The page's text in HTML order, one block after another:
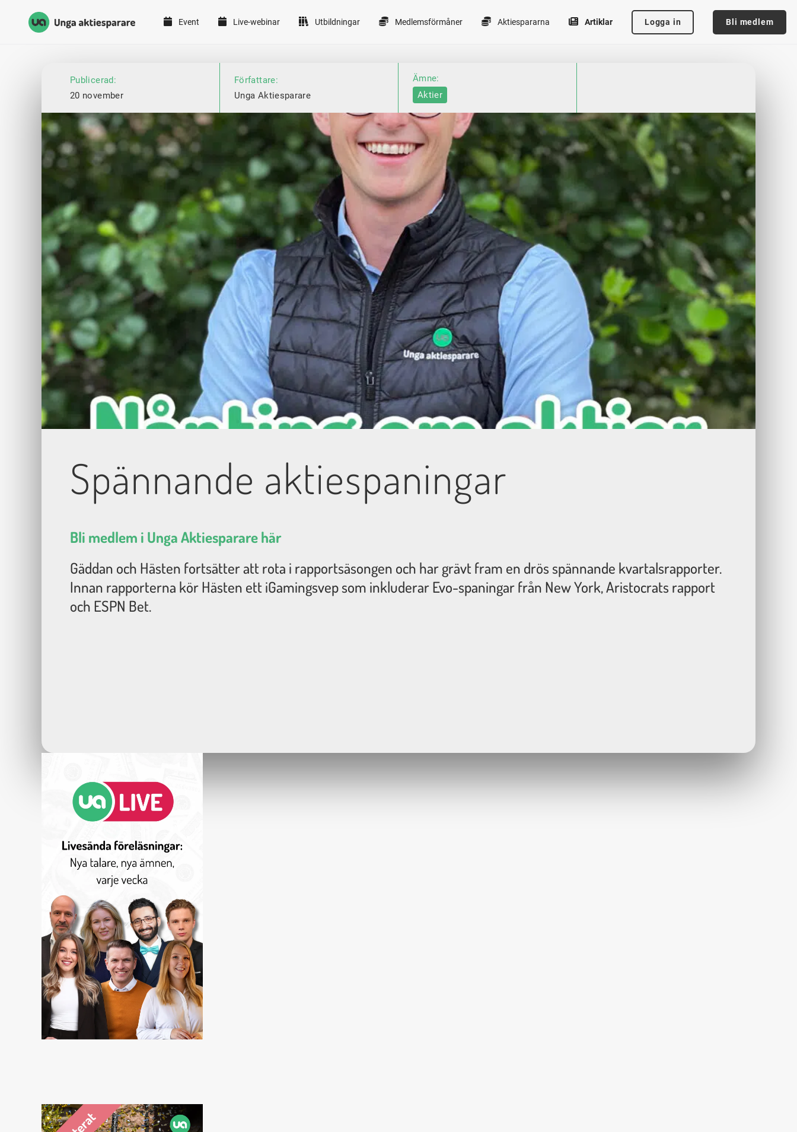
Unga Aktiesparare
Event Live-webinar Utbildningar Medlemsförmåner Aktiespararna Artiklar Logga in Bli medlem
Publicerad:
20 november
Författare:
Unga Aktiesparare
Ämne:
Aktier
Spännande aktiespaningar
Bli medlem i Unga Aktiesparare här
Gäddan och Hästen fortsätter att rota i rapportsäsongen och har grävt fram en drös spännande kvartalsrapporter.
Innan rapporterna kör Hästen ett iGamingsvep som inkluderar Evo-spaningar från New York, Aristocrats rapport
och ESPN Bet.